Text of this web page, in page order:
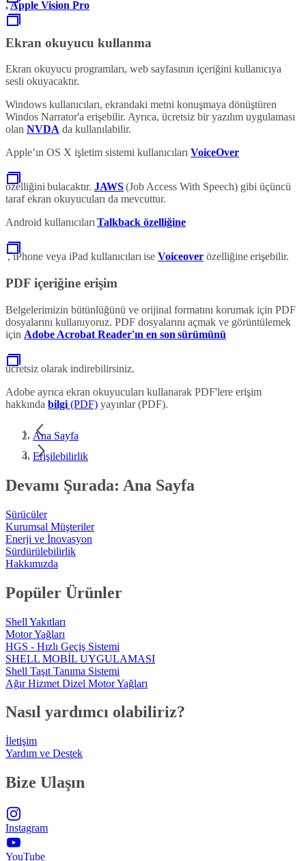
,Apple Vision Pro
Ekran okuyucu kullanma
Ekran okuyucu programları, web sayfasının içeriğini kullanıcıya
sesli okuyacaktır.
Windows kullanıcıları, ekrandaki metni konuşmaya dönüştüren
Windos Narrator'a erişebilir. Ayrıca, ücretsiz bir yazılım uygulaması
olan NVDA da kullanılabilir.
Apple’ın OS X işletim sistemi kullanıcıları VoiceOver
özelliğini bulacaktır. JAWS(Job Access With Speech) gibi üçüncü
taraf ekran okuyucuları da mevcuttur.
Android kullanıcılarıTalkback özelliğine
, iPhone veya iPad kullanıcıları ise Voiceover özelliğine erişebilir.
PDF içeriğine erişim
Belgelerimizin bütünlüğünü ve orijinal formatını korumak için PDF
dosyalarını kullanıyoruz. PDF dosyalarını açmak ve görüntülemek
için Adobe Acrobat Reader'ın en son sürümünü
ücretsiz olarak indirebilirsiniz.
Adobe ayrıca ekran okuyucuları kullanarak PDF'lere erişim
hakkında bilgi (PDF) yayınlar (PDF).
Ana Sayfa
Erişilebilirlik
Devamı Şurada: Ana Sayfa
Sürücüler
Kurumsal Müşteriler
Enerji ve İnovasyon
Sürdürülebilirlik
Hakkımızda
Popüler Ürünler
Shell Yakıtları
Motor Yağları
HGS - Hızlı Geçiş Sistemi
SHELL MOBİL UYGULAMASI
Shell Taşıt Tanıma Sistemi
Ağır Hizmet Dizel Motor Yağları
Nasıl yardımcı olabiliriz?
İletişim
Yardım ve Destek
Bize Ulaşın
Instagram
YouTube